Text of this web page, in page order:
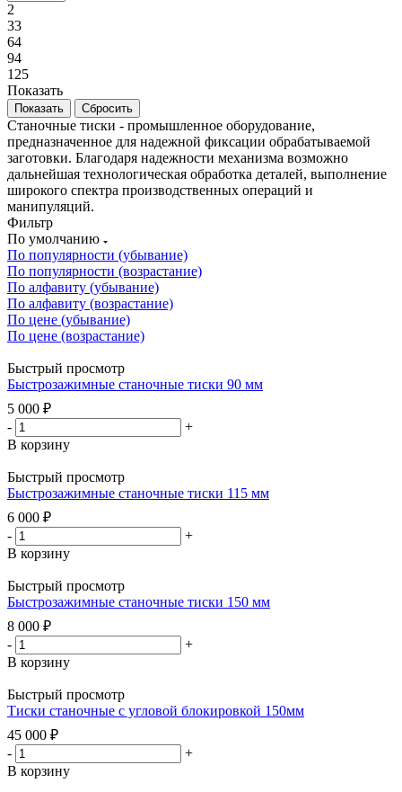
2
33
64
94
125
Показать
Сбросить
Станочные тиски - промышленное оборудование,
предназначенное для надежной фиксации обрабатываемой
заготовки. Благодаря надежности механизма возможно
дальнейшая технологическая обработка деталей, выполнение
широкого спектра производственных операций и
манипуляций.
Фильтр
По умолчанию
По популярности (убывание)
По популярности (возрастание)
По алфавиту (убывание)
По алфавиту (возрастание)
По цене (убывание)
По цене (возрастание)
Быстрый просмотр
Быстрозажимные станочные тиски 90 мм
5 000 ₽
-
+
В корзину
Быстрый просмотр
Быстрозажимные станочные тиски 115 мм
6 000 ₽
-
+
В корзину
Быстрый просмотр
Быстрозажимные станочные тиски 150 мм
8 000 ₽
-
+
В корзину
Быстрый просмотр
Тиски станочные с угловой блокировкой 150мм
45 000 ₽
-
+
В корзину